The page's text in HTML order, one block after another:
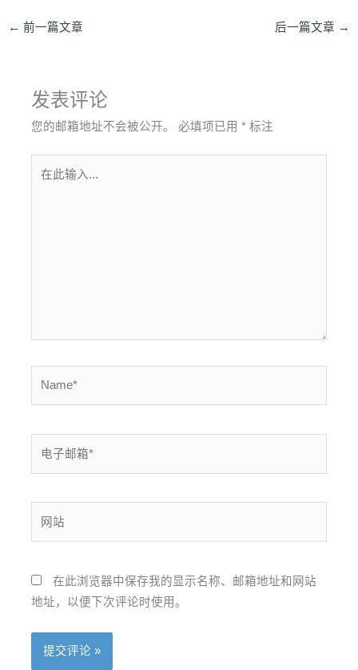
← 前一篇文章 后一篇文章 →
发表评论
您的邮箱地址不会被公开。 必填项已用* 标注
箱
在此浏览器中保存我的显示名称、邮箱地址和网站
地址，以便下次评论时使用。